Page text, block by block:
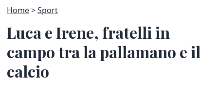
Home Sport
Luca e Irene, fratelli in
campo tra la pallamano e il
calcio